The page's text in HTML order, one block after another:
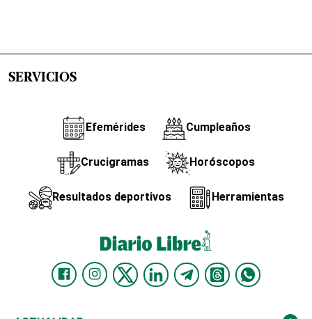
SERVICIOS
Efemérides Cumpleaños
Crucigramas Horóscopos
Resultados deportivos Herramientas